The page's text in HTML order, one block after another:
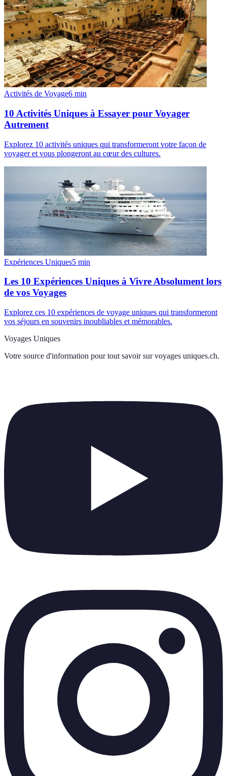
Activités de Voyage6 min
10 Activités Uniques à Essayer pour Voyager
Autrement
Explorez 10 activités uniques qui transformeront votre façon de
voyager et vous plongeront au cœur des cultures.
Expériences Uniques5 min
Les 10 Expériences Uniques à Vivre Absolument lors
de vos Voyages
Explorez ces 10 expériences de voyage uniques qui transformeront
vos séjours en souvenirs inoubliables et mémorables.
Voyages Uniques
Votre source d'information pour tout savoir sur voyages uniques.ch.